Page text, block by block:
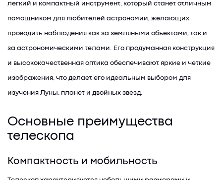
легкий и компактный инструмент, который станет отличным
помощником для любителей астрономии, желающих
проводить наблюдения как за земляными объектами, так и
за астрономическими телами. Его продуманная конструкция
и высококачественная оптика обеспечивают яркие и четкие
изображения, что делает его идеальным выбором для
изучения Луны, планет и двойных звезд.
Основные преимущества
телескопа
Компактность и мобильность